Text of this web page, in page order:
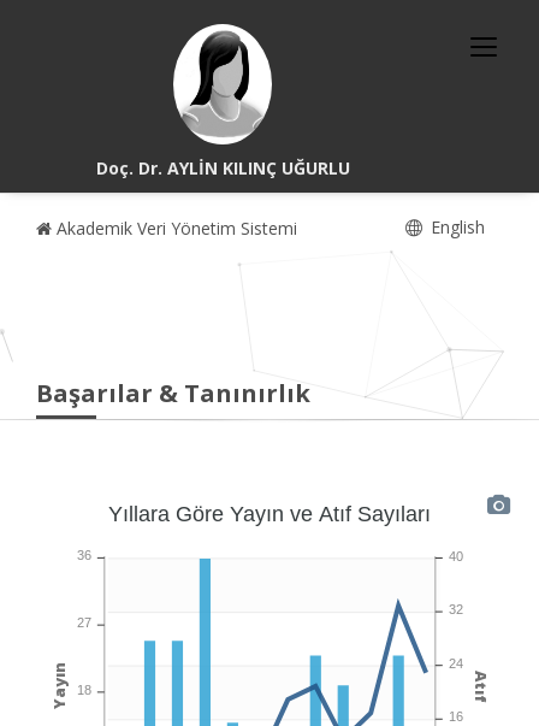
Doç. Dr. AYLİN KILINÇ UĞURLU
Akademik Veri Yönetim Sistemi English
Başarılar & Tanınırlık
Yıllara Göre Yayın ve Atıf Sayıları
40
32
24
16
Atıf
36
27
18
Yayın